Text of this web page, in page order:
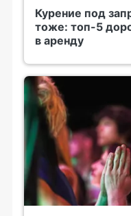
Курение под
тоже: топ-5
в аренду